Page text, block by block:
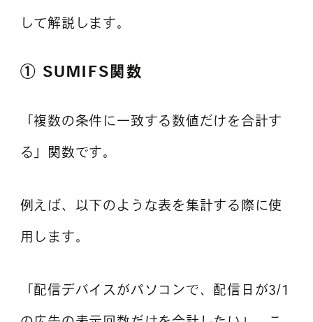
して解説します。
① SUMIFS関数
「複数の条件に一致する数値だけを合計す
る」関数です。
例えば、以下のような表を集計する際に使
用します。
「配信デバイスがパソコンで、配信日が3/1